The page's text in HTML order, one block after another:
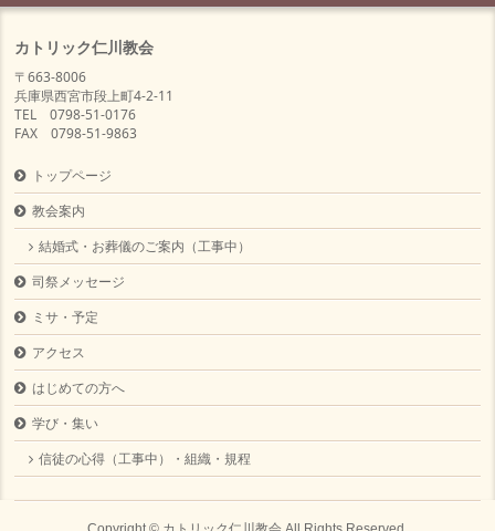
カトリック仁川教会
〒663-8006
兵庫県西宮市段上町4-2-11
TEL 0798-51-0176
FAX 0798-51-9863
トップページ
教会案内
結婚式・お葬儀のご案内（工事中）
司祭メッセージ
ミサ・予定
アクセス
はじめての方へ
学び・集い
信徒の心得（工事中）・組織・規程